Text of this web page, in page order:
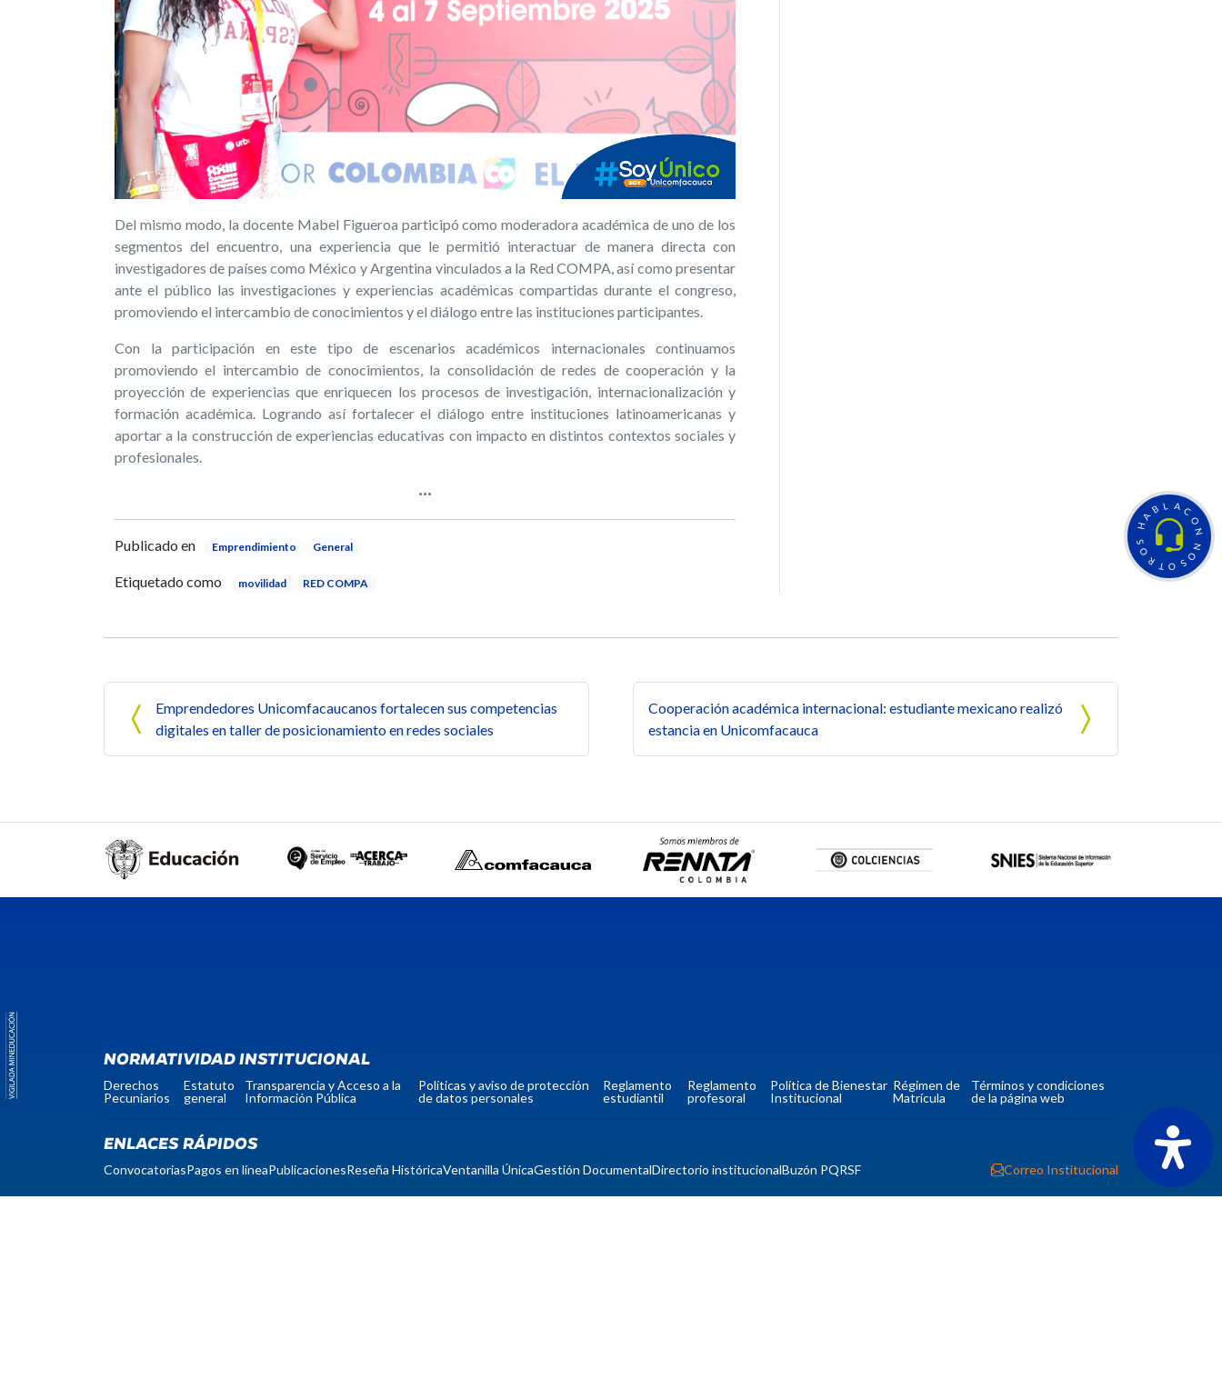
H
A
B L A C
O
N
N
O
S
O
T
R
O
S
Del mismo modo, la docente Mabel Figueroa participó como moderadora académica de uno de los
segmentos del encuentro, una experiencia que le permitió interactuar de manera directa con
investigadores de países como México y Argentina vinculados a la Red COMPA, así como presentar
ante el público las investigaciones y experiencias académicas compartidas durante el congreso,
promoviendo el intercambio de conocimientos y el diálogo entre las instituciones participantes.
Con la participación en este tipo de escenarios académicos internacionales continuamos
promoviendo el intercambio de conocimientos, la consolidación de redes de cooperación y la
proyección de experiencias que enriquecen los procesos de investigación, internacionalización y
formación académica. Logrando así fortalecer el diálogo entre instituciones latinoamericanas y
aportar a la construcción de experiencias educativas con impacto en distintos contextos sociales y
profesionales.
Publicado en Emprendimiento General
Etiquetado como movilidad RED COMPA
Navegación de entradas
Emprendedores Unicomfacaucanos fortalecen sus competencias
digitales en taller de posicionamiento en redes sociales
Cooperación académica internacional: estudiante mexicano realizó
estancia en Unicomfacauca
NORMATIVIDAD INSTITUCIONAL
Derechos
Pecuniarios
Estatuto
general
Transparencia y Acceso a la
Información Pública
Políticas y aviso de protección
de datos personales
Reglamento
estudiantil
Reglamento
profesoral
Política de Bienestar
Institucional
Régimen de
Matrícula
Términos y condiciones
de la página web
ENLACES RÁPIDOS
ConvocatoriasPagos en líneaPublicacionesReseña HistóricaVentanilla ÚnicaGestión DocumentalDirectorio institucionalBuzón PQRSF Correo Institucional